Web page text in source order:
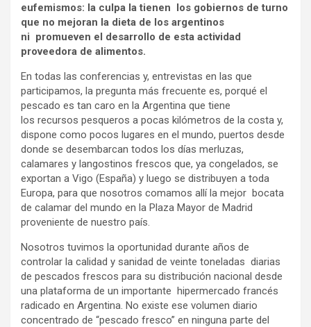
eufemismos: la culpa la tienen los gobiernos de turno
que no mejoran la dieta de los argentinos
ni promueven el desarrollo de esta actividad
proveedora de alimentos.
En todas las conferencias y, entrevistas en las que
participamos, la pregunta más frecuente es, porqué el
pescado es tan caro en la Argentina que tiene
los recursos pesqueros a pocas kilómetros de la costa y,
dispone como pocos lugares en el mundo, puertos desde
donde se desembarcan todos los días merluzas,
calamares y langostinos frescos que, ya congelados, se
exportan a Vigo (España) y luego se distribuyen a toda
Europa, para que nosotros comamos allí la mejor bocata
de calamar del mundo en la Plaza Mayor de Madrid
proveniente de nuestro país.
Nosotros tuvimos la oportunidad durante años de
controlar la calidad y sanidad de veinte toneladas diarias
de pescados frescos para su distribución nacional desde
una plataforma de un importante hipermercado francés
radicado en Argentina. No existe ese volumen diario
concentrado de “pescado fresco” en ninguna parte del